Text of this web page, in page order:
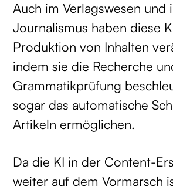
Auch im Verlagswesen und
Journalismus haben diese
Produktion von Inhalten
indem sie die Recherche
Grammatikprüfung
sogar das automatische
Artikeln ermöglichen.
Da die KI in der Content-
weiter auf dem Vormarsch